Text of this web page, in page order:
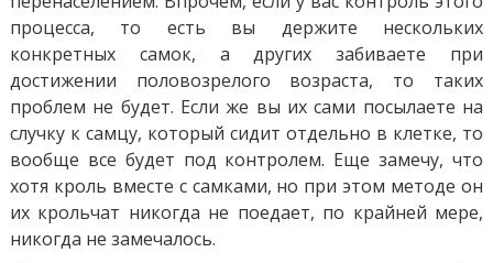
процесса, то есть вы держите нескольких
конкретных самок, а других забиваете при
достижении половозрелого возраста, то таких
проблем не будет. Если же вы их сами посылаете на
случку к самцу, который сидит отдельно в клетке, то
вообще все будет под контролем. Еще замечу, что
хотя кроль вместе с самками, но при этом методе он
их крольчат никогда не поедает, по крайней мере,
никогда не замечалось.